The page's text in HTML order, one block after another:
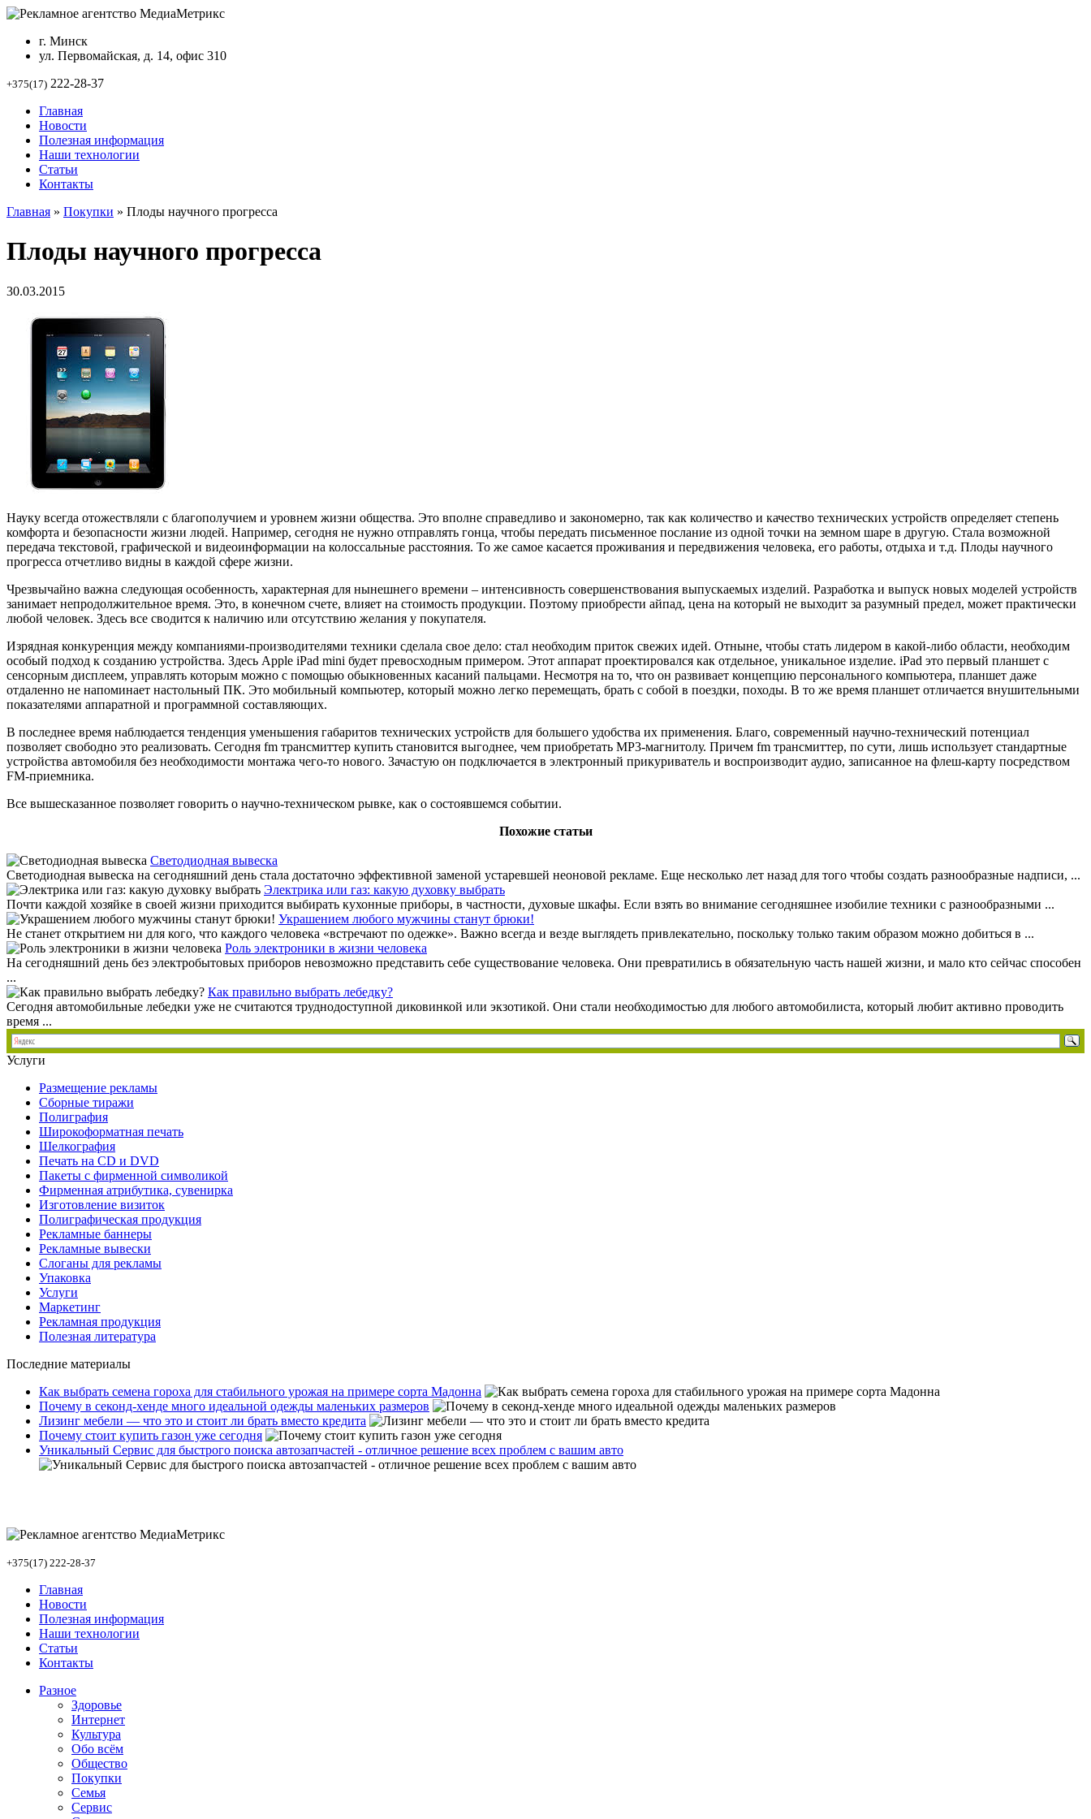
г. Минск
ул. Первомайская, д. 14, офис 310
+375(17) 222-28-37
Главная
Новости
Полезная информация
Наши технологии
Статьи
Контакты
Главная » Покупки » Плоды научного прогресса
Плоды научного прогресса
30.03.2015
Науку всегда отожествляли с благополучием и уровнем жизни общества. Это вполне справедливо и закономерно, так как количество и качество технических устройств определяет степень
комфорта и безопасности жизни людей. Например, сегодня не нужно отправлять гонца, чтобы передать письменное послание из одной точки на земном шаре в другую. Стала возможной
передача текстовой, графической и видеоинформации на колоссальные расстояния. То же самое касается проживания и передвижения человека, его работы, отдыха и т.д. Плоды научного
прогресса отчетливо видны в каждой сфере жизни.
Чрезвычайно важна следующая особенность, характерная для нынешнего времени – интенсивность совершенствования выпускаемых изделий. Разработка и выпуск новых моделей устройств
занимает непродолжительное время. Это, в конечном счете, влияет на стоимость продукции. Поэтому приобрести айпад, цена на который не выходит за разумный предел, может практически
любой человек. Здесь все сводится к наличию или отсутствию желания у покупателя.
Изрядная конкуренция между компаниями-производителями техники сделала свое дело: стал необходим приток свежих идей. Отныне, чтобы стать лидером в какой-либо области, необходим
особый подход к созданию устройства. Здесь Apple iPad mini будет превосходным примером. Этот аппарат проектировался как отдельное, уникальное изделие. iPad это первый планшет с
сенсорным дисплеем, управлять которым можно с помощью обыкновенных касаний пальцами. Несмотря на то, что он развивает концепцию персонального компьютера, планшет даже
отдаленно не напоминает настольный ПК. Это мобильный компьютер, который можно легко перемещать, брать с собой в поездки, походы. В то же время планшет отличается внушительными
показателями аппаратной и программной составляющих.
В последнее время наблюдается тенденция уменьшения габаритов технических устройств для большего удобства их применения. Благо, современный научно-технический потенциал
позволяет свободно это реализовать. Сегодня fm трансмиттер купить становится выгоднее, чем приобретать MP3-магнитолу. Причем fm трансмиттер, по сути, лишь использует стандартные
устройства автомобиля без необходимости монтажа чего-то нового. Зачастую он подключается в электронный прикуриватель и воспроизводит аудио, записанное на флеш-карту посредством
FM-приемника.
Все вышесказанное позволяет говорить о научно-техническом рывке, как о состоявшемся событии.
Похожие статьи
Светодиодная вывеска
Светодиодная вывеска на сегодняшний день стала достаточно эффективной заменой устаревшей неоновой рекламе. Еще несколько лет назад для того чтобы создать разнообразные надписи, ...
Электрика или газ: какую духовку выбрать
Почти каждой хозяйке в своей жизни приходится выбирать кухонные приборы, в частности, духовые шкафы. Если взять во внимание сегодняшнее изобилие техники с разнообразными ...
Украшением любого мужчины станут брюки!
Не станет открытием ни для кого, что каждого человека «встречают по одежке». Важно всегда и везде выглядеть привлекательно, поскольку только таким образом можно добиться в ...
Роль электроники в жизни человека
На сегодняшний день без электробытовых приборов невозможно представить себе существование человека. Они превратились в обязательную часть нашей жизни, и мало кто сейчас способен
...
Как правильно выбрать лебедку?
Сегодня автомобильные лебедки уже не считаются труднодоступной диковинкой или экзотикой. Они стали необходимостью для любого автомобилиста, который любит активно проводить
время ...
Услуги
Размещение рекламы
Сборные тиражи
Полиграфия
Широкоформатная печать
Шелкография
Печать на СD и DVD
Пакеты с фирменной символикой
Фирменная атрибутика, сувенирка
Изготовление визиток
Полиграфическая продукция
Рекламные баннеры
Рекламные вывески
Слоганы для рекламы
Упаковка
Услуги
Маркетинг
Рекламная продукция
Полезная литература
Последние материалы
Как выбрать семена гороха для стабильного урожая на примере сорта Мадонна
Почему в секонд-хенде много идеальной одежды маленьких размеров
Лизинг мебели — что это и стоит ли брать вместо кредита
Почему стоит купить газон уже сегодня
Уникальный Сервис для быстрого поиска автозапчастей - отличное решение всех проблем с вашим авто
+375(17) 222-28-37
Главная
Новости
Полезная информация
Наши технологии
Статьи
Контакты
Разное
Здоровье
Интернет
Культура
Обо всём
Общество
Покупки
Семья
Сервис